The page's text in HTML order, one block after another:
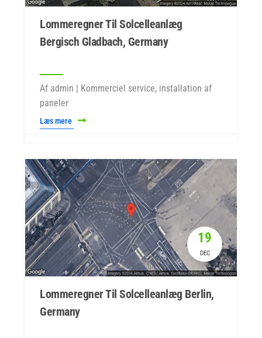
Lommeregner Til Solcelleanlæg
Bergisch Gladbach, Germany
Af admin | Kommerciel service, installation af
paneler
Læs mere
19
DEC
Lommeregner Til Solcelleanlæg Berlin,
Germany